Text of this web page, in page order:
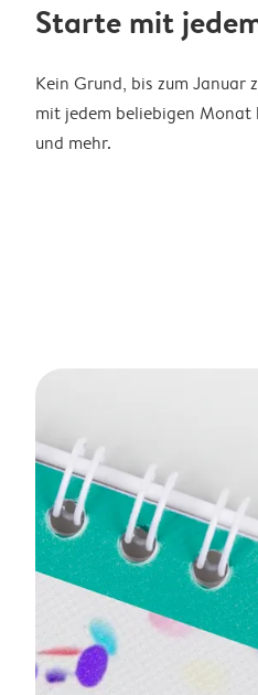
Starte mit
Kein Grund, bis zum
mit jedem beliebigen
und mehr.